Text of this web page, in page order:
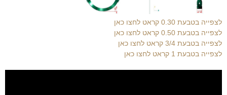
לצפייה בטבעת 0.30 קראט לחצו כאן
לצפייה בטבעת 0.50 קראט לחצו כאן
לצפייה בטבעת 3/4 קראט לחצו כאן
לצפייה בטבעת 1 קראט לחצו כאן